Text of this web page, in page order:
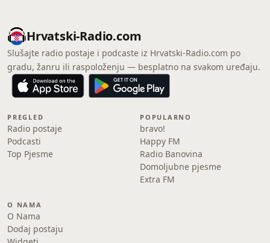
Hrvatski-Radio.com
Slušajte radio postaje i podcaste iz Hrvatski-Radio.com po
gradu, žanru ili raspoloženju — besplatno na svakom uređaju.
PREGLED
Radio postaje
Podcasti
Top Pjesme
POPULARNO
bravo!
Happy FM
Radio Banovina
Domoljubne pjesme
Extra FM
O NAMA
O Nama
Dodaj postaju